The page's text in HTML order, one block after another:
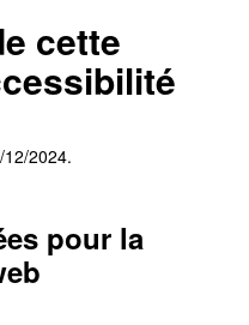
cette
12/2024.
pour la